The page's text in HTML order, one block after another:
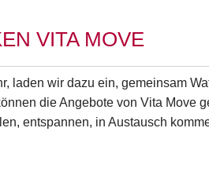
VITA MOVE
laden wir dazu ein, gemeinsam
die Angebote von Vita Move
entspannen, in Austausch